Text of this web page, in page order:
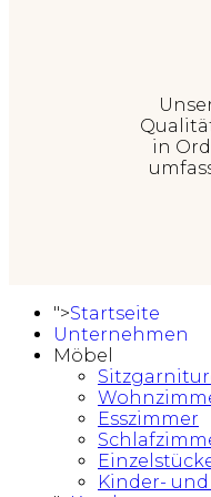
in
">Startseite
Unternehmen
Möbel
Esszimmer
Kinder-